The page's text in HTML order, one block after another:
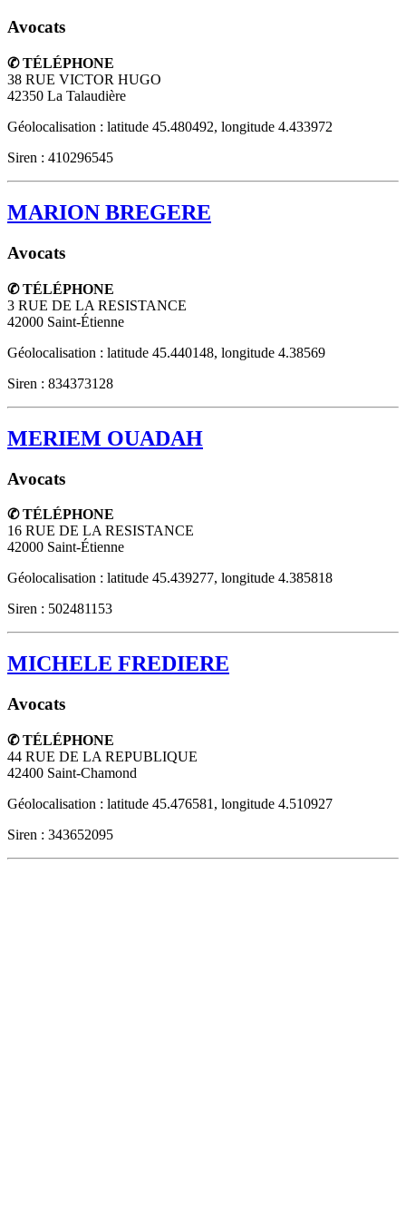
Avocats
✆ TÉLÉPHONE
38 RUE VICTOR HUGO
42350 La Talaudière
Géolocalisation : latitude 45.480492, longitude 4.433972
Siren : 410296545
MARION BREGERE
Avocats
✆ TÉLÉPHONE
3 RUE DE LA RESISTANCE
42000 Saint-Étienne
Géolocalisation : latitude 45.440148, longitude 4.38569
Siren : 834373128
MERIEM OUADAH
Avocats
✆ TÉLÉPHONE
16 RUE DE LA RESISTANCE
42000 Saint-Étienne
Géolocalisation : latitude 45.439277, longitude 4.385818
Siren : 502481153
MICHELE FREDIERE
Avocats
✆ TÉLÉPHONE
44 RUE DE LA REPUBLIQUE
42400 Saint-Chamond
Géolocalisation : latitude 45.476581, longitude 4.510927
Siren : 343652095